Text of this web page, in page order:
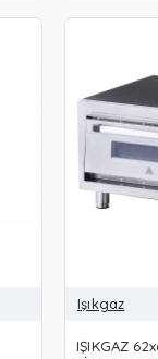
Işıkgaz
IŞIKGAZ